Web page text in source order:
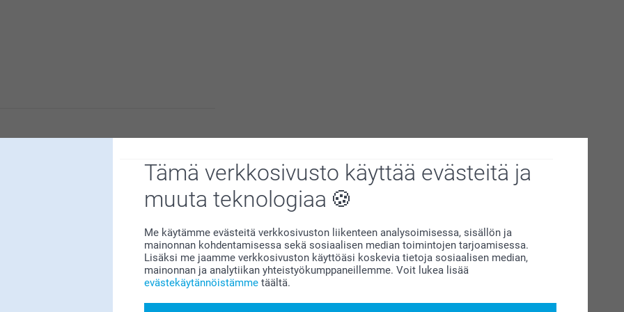
Tämä verkkosivusto käyttää evästeitä ja
muuta teknologiaa
Me käytämme evästeitä verkkosivuston liikenteen analysoimisessa, sisällön ja
mainonnan kohdentamisessa sekä sosiaalisen median toimintojen tarjoamisessa.
Lisäksi me jaamme verkkosivuston käyttöäsi koskevia tietoja sosiaalisen median,
mainonnan ja analytiikan yhteistyökumppaneillemme. Voit lukea lisää
evästekäytännöistämme täältä.
meille erittäin tärkeää. Kiva että pidät